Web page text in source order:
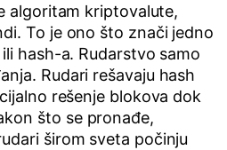
algoritam kriptovalute,
To je ono što znači jedno
hash-a. Rudarstvo samo
Rudari rešavaju hash
rešenje blokova dok
što se pronađe,
širom sveta počinju